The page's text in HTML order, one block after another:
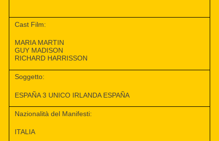
Cast Film:
MARIA MARTIN
GUY MADISON
RICHARD HARRISSON
Soggetto:
ESPAÑA 3 UNICO IRLANDA ESPAÑA
Nazionalità del Manifesti:
ITALIA